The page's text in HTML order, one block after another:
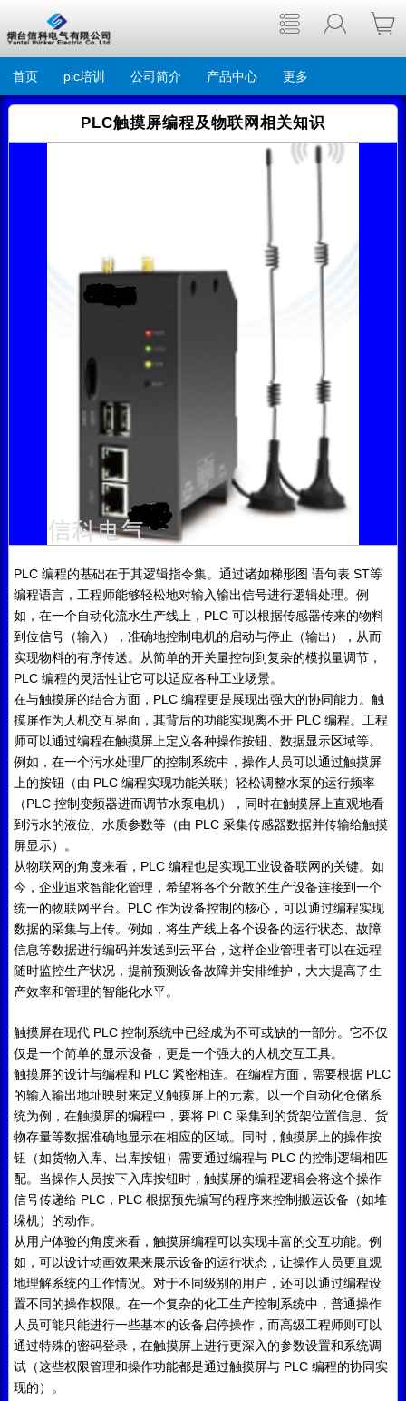
首页 plc培训 公司简介 产品中心 更多
PLC触摸屏编程及物联网相关知识
PLC 编程的基础在于其逻辑指令集。通过诸如梯形图 语句表 ST等
编程语言，工程师能够轻松地对输入输出信号进行逻辑处理。例
如，在一个自动化流水生产线上， PLC 可以根据传感器传来的物料
到位信号（输入），准确地控制电机的启动与停止（输出），从而
实现物料的有序传送。从简单的开关量控制到复杂的模拟量调节，
PLC 编程的灵活性让它可以适应各种工业场景。
在与触摸屏的结合方面， PLC 编程更是展现出强大的协同能力。触
摸屏作为人机交互界面，其背后的功能实现离不开PLC 编程。工程
师可以通过编程在触摸屏上定义各种操作按钮、数据显示区域等。
例如，在一个污水处理厂的控制系统中，操作人员可以通过触摸屏
上的按钮（由 PLC 编程实现功能关联）轻松调整水泵的运行频率
（ PLC 控制变频器进而调节水泵电机），同时在触摸屏上直观地看
到污水的液位、水质参数等（由 PLC 采集传感器数据并传输给触摸
屏显示）。
从物联网的角度来看， PLC 编程也是实现工业设备联网的关键。如
今，企业追求智能化管理，希望将各个分散的生产设备连接到一个
统一的物联网平台。 PLC 作为设备控制的核心，可以通过编程实现
数据的采集与上传。例如，将生产线上各个设备的运行状态、故障
信息等数据进行编码并发送到云平台，这样企业管理者可以在远程
随时监控生产状况，提前预测设备故障并安排维护，大大提高了生
产效率和管理的智能化水平。
触摸屏在现代PLC 控制系统中已经成为不可或缺的一部分。它不仅
仅是一个简单的显示设备，更是一个强大的人机交互工具。
触摸屏的设计与编程和 PLC 紧密相连。在编程方面，需要根据PLC
的输入输出地址映射来定义触摸屏上的元素。以一个自动化仓储系
统为例，在触摸屏的编程中，要将PLC 采集到的货架位置信息、货
物存量等数据准确地显示在相应的区域。同时，触摸屏上的操作按
钮（如货物入库、出库按钮）需要通过编程与PLC 的控制逻辑相匹
配。当操作人员按下入库按钮时，触摸屏的编程逻辑会将这个操作
信号传递给PLC， PLC 根据预先编写的程序来控制搬运设备（如堆
垛机）的动作。
从用户体验的角度来看，触摸屏编程可以实现丰富的交互功能。例
如，可以设计动画效果来展示设备的运行状态，让操作人员更直观
地理解系统的工作情况。对于不同级别的用户，还可以通过编程设
置不同的操作权限。在一个复杂的化工生产控制系统中，普通操作
人员可能只能进行一些基本的设备启停操作，而高级工程师则可以
通过特殊的密码登录，在触摸屏上进行更深入的参数设置和系统调
试（这些权限管理和操作功能都是通过触摸屏与PLC 编程的协同实
现的）。